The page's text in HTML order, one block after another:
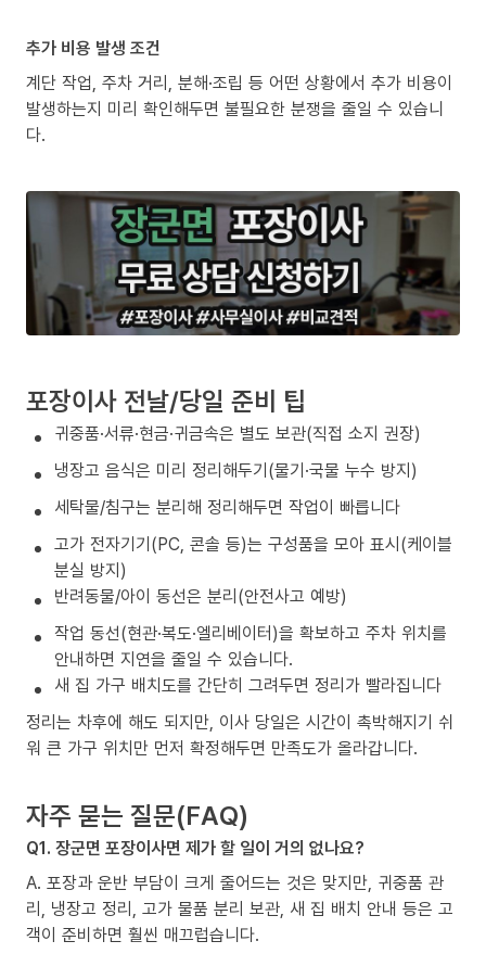
추가 비용 발생 조건
계단 작업, 주차 거리, 분해·조립 등 어떤 상황에서 추가 비용이
발생하는지 미리 확인해두면 불필요한 분쟁을 줄일 수 있습니
다.
포장이사 전날/당일 준비 팁
귀중품·서류·현금·귀금속은 별도 보관(직접 소지 권장)
냉장고 음식은 미리 정리해두기(물기·국물 누수 방지)
세탁물/침구는 분리해 정리해두면 작업이 빠릅니다
고가 전자기기(PC, 콘솔 등)는 구성품을 모아 표시(케이블
분실 방지)
반려동물/아이 동선은 분리(안전사고 예방)
작업 동선(현관·복도·엘리베이터)을 확보하고 주차 위치를
안내하면 지연을 줄일 수 있습니다.
새 집 가구 배치도를 간단히 그려두면 정리가 빨라집니다
정리는 차후에 해도 되지만, 이사 당일은 시간이 촉박해지기 쉬
워 큰 가구 위치만 먼저 확정해두면 만족도가 올라갑니다.
자주 묻는 질문(FAQ)
Q1. 장군면 포장이사면 제가 할 일이 거의 없나요?
A. 포장과 운반 부담이 크게 줄어드는 것은 맞지만, 귀중품 관
리, 냉장고 정리, 고가 물품 분리 보관, 새 집 배치 안내 등은 고
객이 준비하면 훨씬 매끄럽습니다.